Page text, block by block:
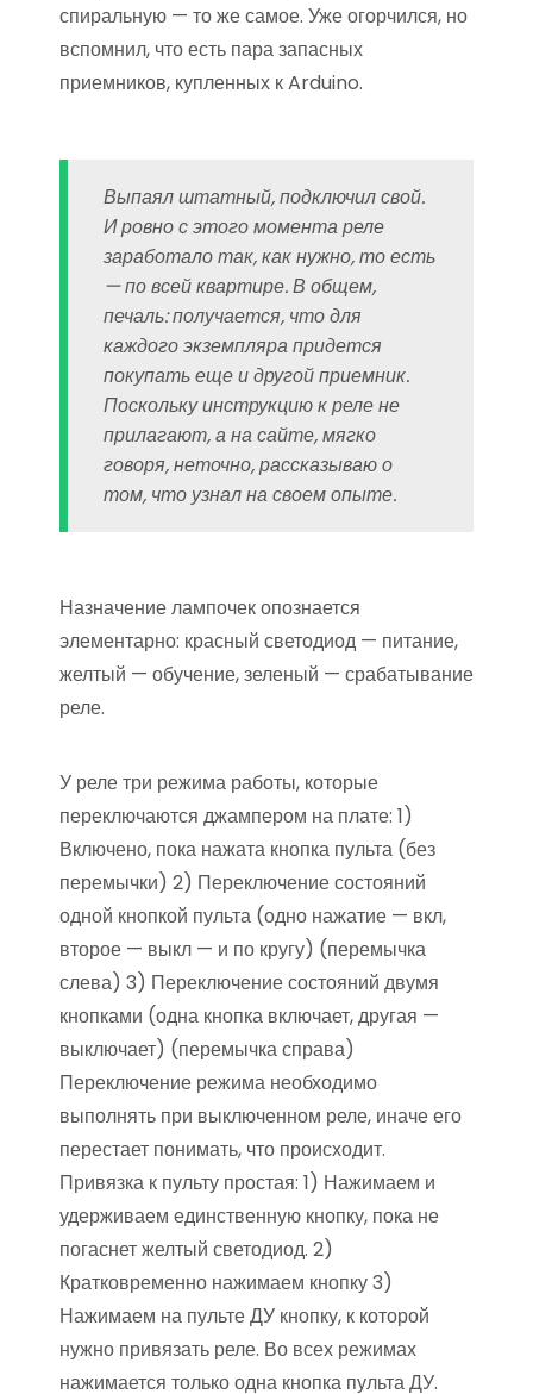
спиральную — то же самое. Уже огорчился, но
вспомнил, что есть пара запасных
приемников, купленных к Arduino.
Выпаял штатный, подключил свой.
И ровно с этого момента реле
заработало так, как нужно, то есть
— по всей квартире. В общем,
печаль: получается, что для
каждого экземпляра придется
покупать еще и другой приемник.
Поскольку инструкцию к реле не
прилагают, а на сайте, мягко
говоря, неточно, рассказываю о
том, что узнал на своем опыте.
Назначение лампочек опознается
элементарно: красный светодиод — питание,
желтый — обучение, зеленый — срабатывание
реле.
У реле три режима работы, которые
переключаются джампером на плате: 1)
Включено, пока нажата кнопка пульта (без
перемычки) 2) Переключение состояний
одной кнопкой пульта (одно нажатие — вкл,
второе — выкл — и по кругу) (перемычка
слева) 3) Переключение состояний двумя
кнопками (одна кнопка включает, другая —
выключает) (перемычка справа)
Переключение режима необходимо
выполнять при выключенном реле, иначе его
перестает понимать, что происходит.
Привязка к пульту простая: 1) Нажимаем и
удерживаем единственную кнопку, пока не
погаснет желтый светодиод. 2)
Кратковременно нажимаем кнопку 3)
Нажимаем на пульте ДУ кнопку, к которой
нужно привязать реле. Во всех режимах
нажимается только одна кнопка пульта ДУ.